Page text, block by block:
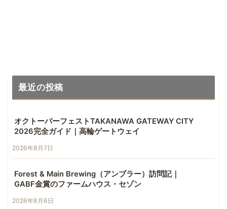
最近の投稿
オクトーバーフェストTAKANAWA GATEWAY CITY
2026完全ガイド｜高輪ゲートウェイ
2026年8月7日
Forest & Main Brewing（アンブラー）訪問記｜
GABF金賞のファームハウス・セゾン
2026年8月6日